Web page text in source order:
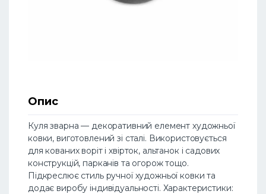
Опис
Куля зварна — декоративний елемент художньої
ковки, виготовлений зі сталі. Використовується
для кованих воріт і хвірток, альтанок і садових
конструкцій, парканів та огорож тощо.
Підкреслює стиль ручної художньої ковки та
додає виробу індивідуальності. Характеристики: